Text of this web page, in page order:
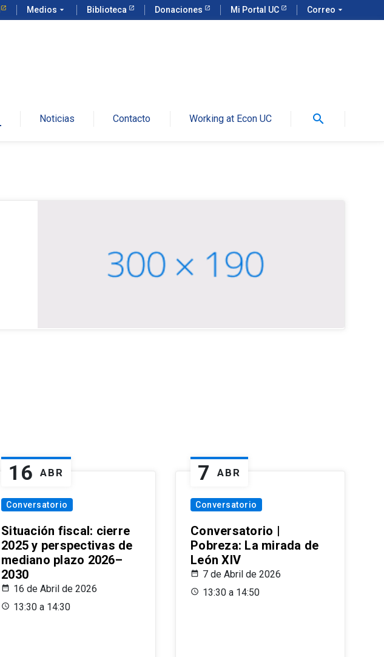
Medios arrow_drop_down Biblioteca Donaciones Mi Portal UC Correo arrow_drop_down
Noticias Contacto Working at Econ UC search
16 ABR
Conversatorio
Situación fiscal: cierre
2025 y perspectivas de
mediano plazo 2026–
2030
16 de Abril de 2026
13:30 a 14:30
7 ABR
Conversatorio
Conversatorio |
Pobreza: La mirada de
León XIV
7 de Abril de 2026
13:30 a 14:50